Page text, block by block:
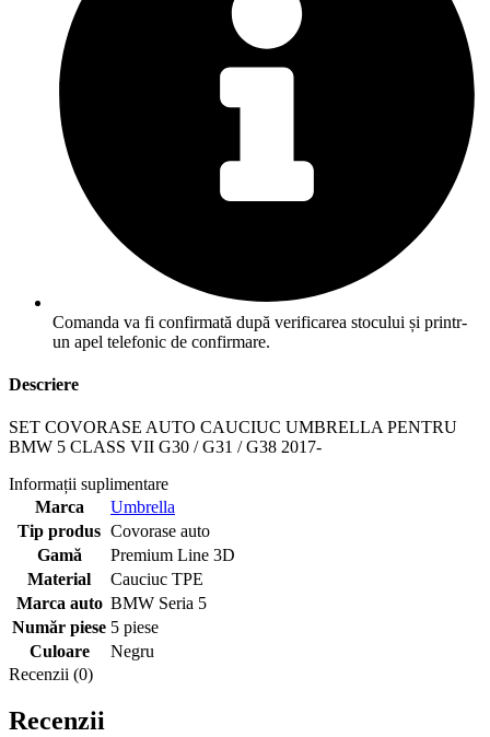
Comanda va fi confirmată după verificarea stocului și printr-
un apel telefonic de confirmare.
Descriere
SET COVORASE AUTO CAUCIUC UMBRELLA PENTRU
BMW 5 CLASS VII G30 / G31 / G38 2017-
Informații suplimentare
Marca
Umbrella
Tip produs Covorase auto
Gamă
Premium Line 3D
Material
Cauciuc TPE
Marca auto BMW Seria 5
Număr piese 5 piese
Culoare
Negru
Recenzii (0)
Recenzii